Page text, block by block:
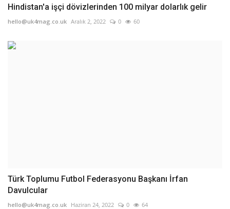
Hindistan'a işçi dövizlerinden 100 milyar dolarlık gelir
hello@uk4mag.co.uk Aralık 2, 2022 0 60
Türk Toplumu Futbol Federasyonu Başkanı İrfan
Davulcular
hello@uk4mag.co.uk Haziran 24, 2022 0 64